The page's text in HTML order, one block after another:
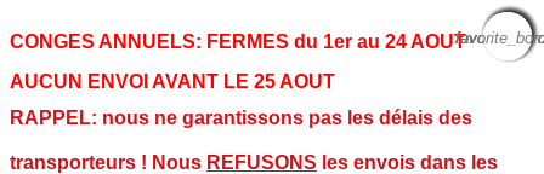
CONGES ANNUELS: FERMES du 1er au 24 AOUT
AUCUN ENVOI AVANT LE 25 AOUT
RAPPEL: nous ne garantissons pas les délais des
transporteurs ! Nous REFUSONS les envois dans les